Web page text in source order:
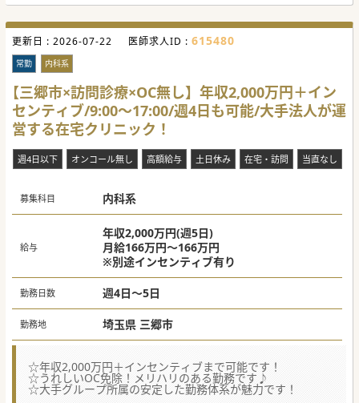
■一都三県を中心に多数の病院・福祉施設を運営している大
手グループ法人の為、経営安定。福利厚生も充実の職場。
■急性期を脱却した患者様が通常の生活に戻れるようになる
ことを第一に、各々にベストなリハビリの提供心がけており
ます。
■150名以上いるリハスタッフは皆やる気に満ち溢れてお
り、その思いが病院全体の雰囲気の大半を形成しておりま
す。
【募集背景】
■体制強化目的の増員が募集背景となります。心臓血管外科
に強い医師の採用も控えており、心リハの立ち上げも控えて
■1人1人の患者様にとってベストなリハビリの提供を、リハ
スタッフと共に模索していただける先生を求めております。
#秋入職可
更新日 : 2026-07-22 医師求人ID : 615480
常勤 内科系
【三郷市×訪問診療×OC無し】年収2,000万円＋イン
センティブ/9:00～17:00/週4日も可能/大手法人が運
営する在宅クリニック！
週4日以下 オンコール無し 高額給与 土日休み 在宅・訪問 当直なし
募集科目 内科系
給与
年収2,000万円(週5日)
月給166万円～166万円
※別途インセンティブ有り
勤務日数 週4日～5日
勤務地 埼玉県 三郷市
☆年収2,000万円＋インセンティブまで可能です！
☆うれしいOC免除！メリハリのある勤務です♪
☆大手グループ所属の安定した勤務体系が魅力です！